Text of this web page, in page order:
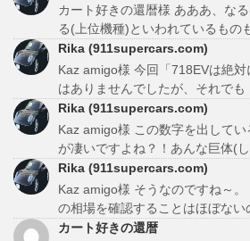
カート好きの還暦様 あああ、な
る(上位機種)といわれているもの
Rika (911supercars.com)
Kaz amigo様 今回「718EVは絶
はありませんでしたが、それでも
Rika (911supercars.com)
Kaz amigo様 この数字を出して
が凄いですよね？！あんな巨体(
Rika (911supercars.com)
Kaz amigo様 そうなのですね～
の相場を確認することはほぼない
カート好きの還暦